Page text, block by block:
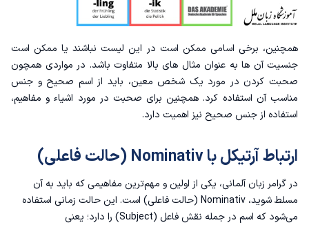
همچنین، برخی اسامی ممکن است در این لیست نباشند یا ممکن است
جنسیت آن ها به عنوان مثال های بالا متفاوت باشد. در مواردی همچون
صحبت کردن در مورد یک شخص معین، باید از اسم صحیح و جنس
مناسب آن استفاده کرد. همچنین برای صحبت در مورد اشیاء و مفاهیم،
استفاده از جنس صحیح نیز اهمیت دارد.
ارتباط آرتیکل با Nominativ (حالت فاعلی)
در گرامر زبان آلمانی، یکی از اولین و مهم‌ترین مفاهیمی که باید به آن
مسلط شوید، Nominativ (حالت فاعلی) است. این حالت زمانی استفاده
می‌شود که اسم در جمله نقش فاعل (Subject) را دارد؛ یعنی